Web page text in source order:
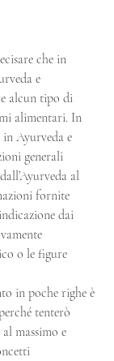
che in
e
alcun tipo di
alimentari. In
Ayurveda e
generali
al
fornite
dai
o le figure
in poche righe è
tenterò
massimo e